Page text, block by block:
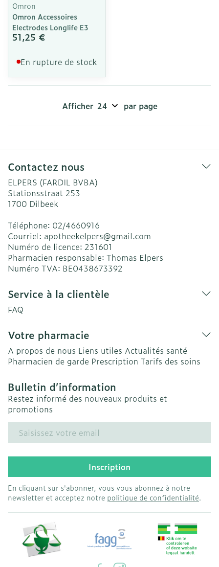
Omron
Omron Accessoires
Electrodes Longlife E3
51,25 €
En rupture de stock
Afficher par page
Contactez nous
ELPERS (FARDIL BVBA)
Stationsstraat 253
1700 Dilbeek
Téléphone: 02/4660916
Courriel: apotheekelpers@gmail.com
Numéro de licence: 231601
Pharmacien responsable: Thomas Elpers
Numéro TVA: BE0438673392
Service à la clientèle
FAQ
Votre pharmacie
A propos de nous Liens utiles Actualités santé
Pharmacien de garde Prescription Tarifs des soins
Bulletin d’information
Restez informé des nouveaux produits et
promotions
Adresse mail
Inscription
En cliquant sur s'abonner, vous vous abonnez à notre
newsletter et acceptez notre politique de confidentialité.